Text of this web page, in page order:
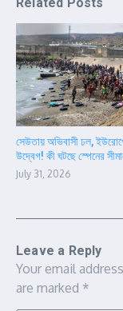
সেউতায় অভিবাসী ঢল,
উদ্বেগ! কী ঘটছে স্পেনের
July 31, 2026
Leave a Reply
Your email
are marked *